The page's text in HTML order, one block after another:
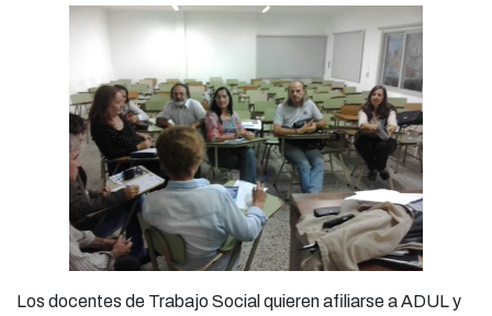
Los docentes de Trabajo Social quieren afiliarse a ADUL y